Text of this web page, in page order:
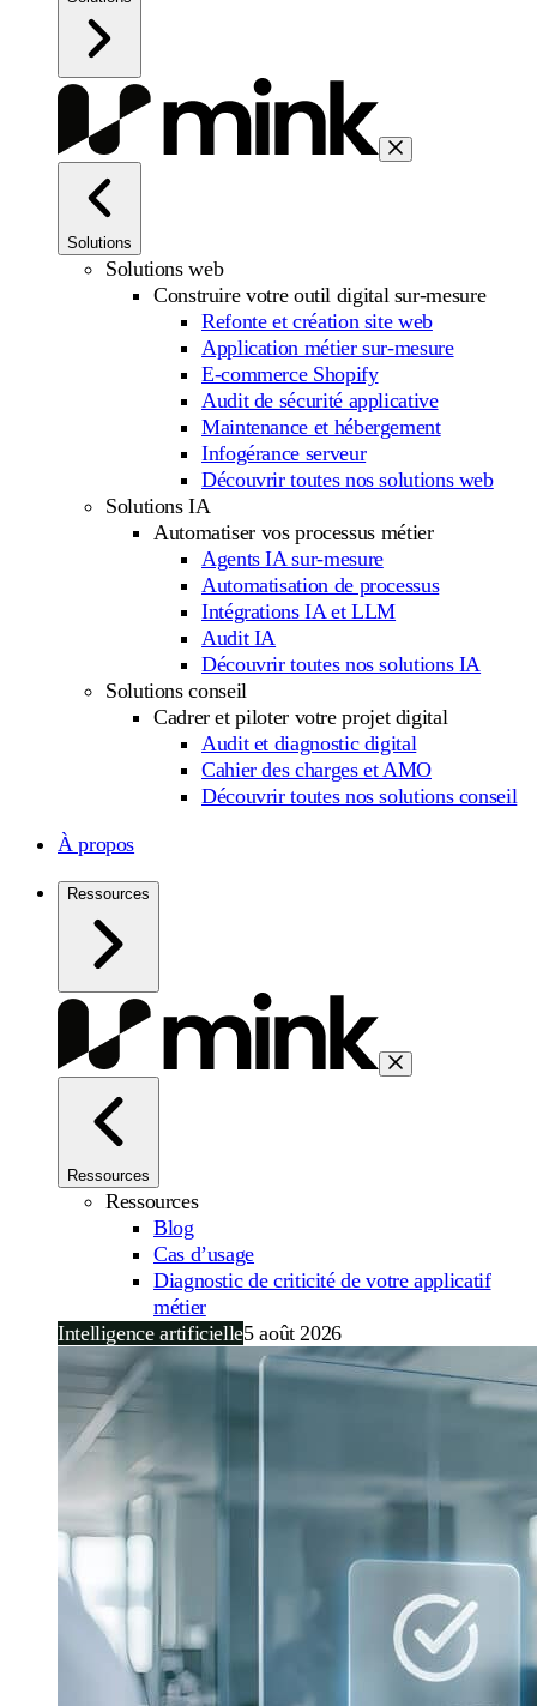
Solutions
Solutions web
Construire votre outil digital sur-mesure
Refonte et création site web
Application métier sur-mesure
E-commerce Shopify
Audit de sécurité applicative
Maintenance et hébergement
Infogérance serveur
Découvrir toutes nos solutions web
Solutions IA
Automatiser vos processus métier
Agents IA sur-mesure
Automatisation de processus
Intégrations IA et LLM
Audit IA
Découvrir toutes nos solutions IA
Solutions conseil
Cadrer et piloter votre projet digital
Audit et diagnostic digital
Cahier des charges et AMO
Découvrir toutes nos solutions conseil
À propos
Ressources
Ressources
Ressources
Blog
Cas d’usage
Diagnostic de criticité de votre applicatif
métier
Intelligence artificielle5 août 2026